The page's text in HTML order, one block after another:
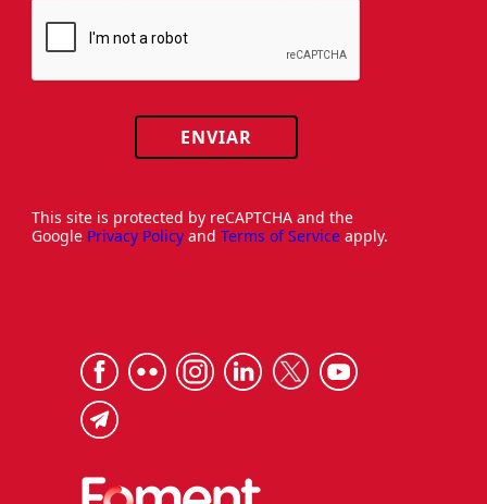
ENVIAR
This site is protected by reCAPTCHA and the
Google Privacy Policy and Terms of Service apply.